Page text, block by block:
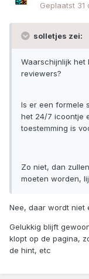
Geplaatst 31
solletjes zei:
Waarschijnlijk
reviewers?
Is er een formele
het 24/7 icoontje
toestemming is
Zo niet, dan
moeten worden,
Nee, daar wordt niet
Gelukkig blijft
klopt op de pagina,
de hint, etc